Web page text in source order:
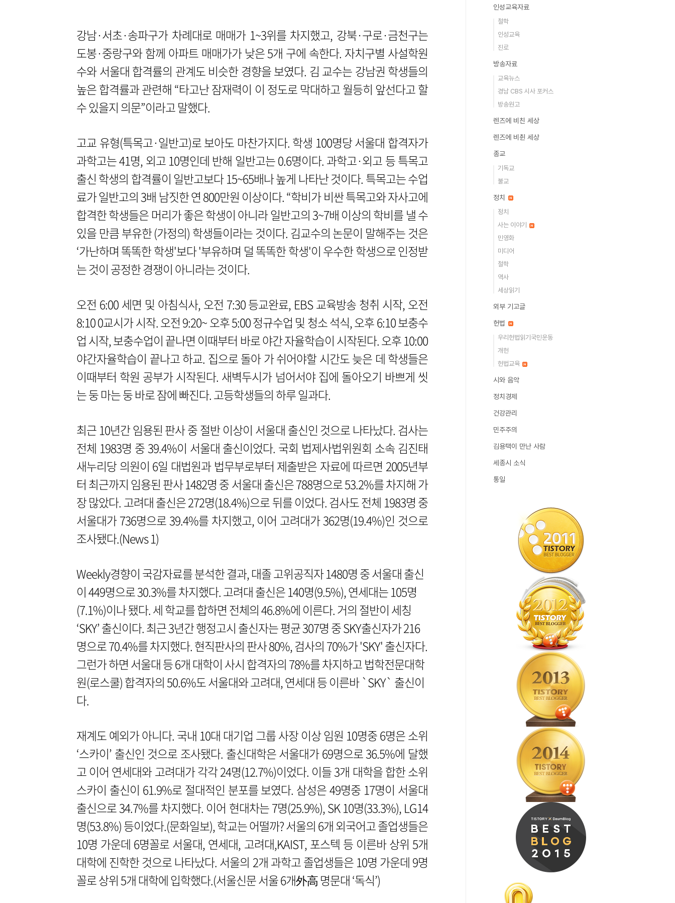
강남·서초·송파구가 차례대로 매매가 1~3위를 차지했고, 강북·구로·금천구는
도봉·중랑구와 함께 아파트 매매가가 낮은 5개 구에 속한다. 자치구별 사설학원
수와 서울대 합격률의 관계도 비슷한 경향을 보였다. 김 교수는 강남권 학생들의
높은 합격률과 관련해 “타고난 잠재력이 이 정도로 막대하고 월등히 앞선다고 할
수 있을지 의문”이라고 말했다.
고교 유형(특목고·일반고)로 보아도 마찬가지다. 학생 100명당 서울대 합격자가
과학고는 41명, 외고 10명인데 반해 일반고는 0.6명이다. 과학고·외고 등 특목고
출신 학생의 합격률이 일반고보다 15~65배나 높게 나타난 것이다. 특목고는 수업
료가 일반고의 3배 남짓한 연 800만원 이상이다. “학비가 비싼 특목고와 자사고에
합격한 학생들은 머리가 좋은 학생이 아니라 일반고의 3~7배 이상의 학비를 낼 수
있을 만큼 부유한 (가정의) 학생들이라는 것이다. 김교수의 논문이 말해주는 것은
‘가난하며 똑똑한 학생'보다 '부유하며 덜 똑똑한 학생'이 우수한 학생으로 인정받
는 것이 공정한 경쟁이 아니라는 것이다.
오전 6:00 세면 및 아침식사, 오전 7:30 등교완료, EBS 교육방송 청취 시작, 오전
8:10 0교시가 시작. 오전 9:20~ 오후 5:00 정규수업 및 청소 석식, 오후 6:10 보충수
업 시작, 보충수업이 끝나면 이때부터 바로 야간 자율학습이 시작된다. 오후 10:00
야간자율학습이 끝나고 하교. 집으로 돌아 가 쉬어야할 시간도 늦은 데 학생들은
이때부터 학원 공부가 시작된다. 새벽두시가 넘어서야 집에 돌아오기 바쁘게 씻
는 둥 마는 둥 바로 잠에 빠진다. 고등학생들의 하루 일과다.
최근 10년간 임용된 판사 중 절반 이상이 서울대 출신인 것으로 나타났다. 검사는
전체 1983명 중 39.4%이 서울대 출신이었다. 국회 법제사법위원회 소속 김진태
새누리당 의원이 6일 대법원과 법무부로부터 제출받은 자료에 따르면 2005년부
터 최근까지 임용된 판사 1482명 중 서울대 출신은 788명으로 53.2%를 차지해 가
장 많았다. 고려대 출신은 272명(18.4%)으로 뒤를 이었다. 검사도 전체 1983명 중
서울대가 736명으로 39.4%를 차지했고, 이어 고려대가 362명(19.4%)인 것으로
조사됐다.(News 1)
Weekly경향이 국감자료를 분석한 결과, 대졸 고위공직자 1480명 중 서울대 출신
이 449명으로 30.3%를 차지했다. 고려대 출신은 140명(9.5%), 연세대는 105명
(7.1%)이나 됐다. 세 학교를 합하면 전체의 46.8%에 이른다. 거의 절반이 세칭
‘SKY’ 출신이다. 최근 3년간 행정고시 출신자는 평균 307명 중 SKY출신자가 216
명으로 70.4%를 차지했다. 현직판사의 판사 80%, 검사의 70%가 'SKY' 출신자다.
그런가 하면 서울대 등 6개 대학이 사시 합격자의 78%를 차지하고 법학전문대학
원(로스쿨) 합격자의 50.6%도 서울대와 고려대, 연세대 등 이른바 `SKY` 출신이
다.
재계도 예외가 아니다. 국내 10대 대기업 그룹 사장 이상 임원 10명중 6명은 소위
‘스카이’ 출신인 것으로 조사됐다. 출신대학은 서울대가 69명으로 36.5%에 달했
고 이어 연세대와 고려대가 각각 24명(12.7%)이었다. 이들 3개 대학을 합한 소위
스카이 출신이 61.9%로 절대적인 분포를 보였다. 삼성은 49명중 17명이 서울대
출신으로 34.7%를 차지했다. 이어 현대차는 7명(25.9%), SK 10명(33.3%), LG14
명(53.8%) 등이었다.(문화일보), 학교는 어떨까? 서울의 6개 외국어고 졸업생들은
10명 가운데 6명꼴로 서울대, 연세대, 고려대,KAIST, 포스텍 등 이른바 상위 5개
대학에 진학한 것으로 나타났다. 서울의 2개 과학고 졸업생들은 10명 가운데 9명
꼴로 상위 5개 대학에 입학했다.(서울신문 서울 6개外高 명문대 ‘독식’)
인성교육자료
철학
인성교육
진로
방송자료
교육뉴스
경남 CBS 시사 포커스
방송원고
렌즈에 비친 세상
렌즈에 비췬 세상
종교
기독교
불교
정치
정치
사는 이야기
민영화
미디어
철학
역사
세상읽기
외부 기고글
헌법
우리헌법읽기국민운동
개헌
헌법교육
시와 음악
정치경제
건강관리
민주주의
김용택이 만난 사람
세종시 소식
통일